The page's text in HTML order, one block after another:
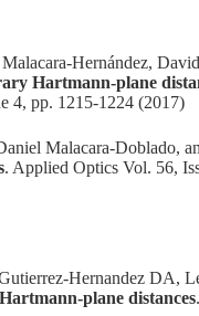
Hernández,
Hartmann-plane
4, pp. 1215-1224 (2017)
Malacara-Doblado,
. Applied Optics Vol. 56,
Hernandez DA,
plane distances